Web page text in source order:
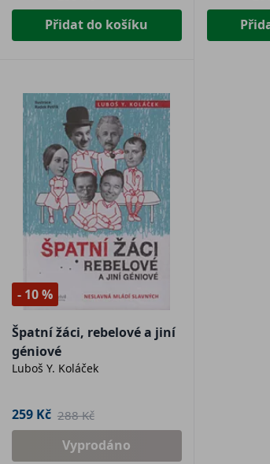
Přidat do košíku
- 10 %
Špatní žáci, rebelové a jiní
géniové
Luboš Y. Koláček
259 Kč 288 Kč
Vyprodáno